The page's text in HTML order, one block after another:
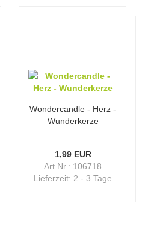
Wondercandle - Herz -
Wunderkerze
1,99 EUR
Art.Nr.: 106718
Lieferzeit: 2 - 3 Tage